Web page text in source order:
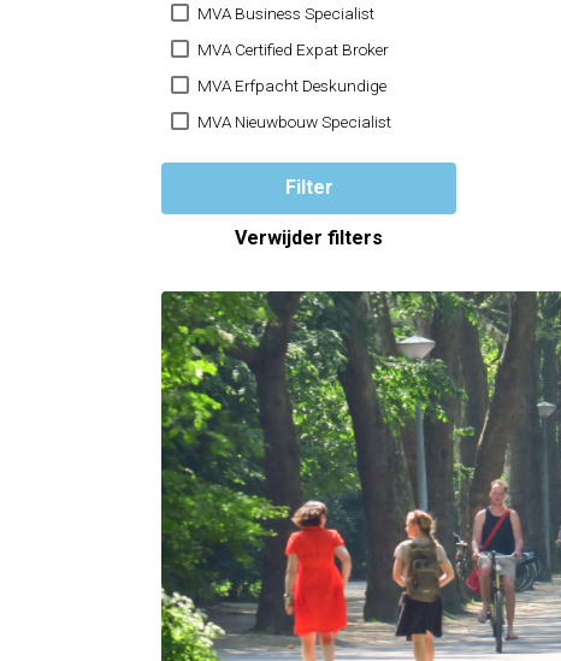
MVA Business Specialist
MVA Certified Expat Broker
MVA Erfpacht Deskundige
MVA Nieuwbouw Specialist
Filter
Verwijder filters